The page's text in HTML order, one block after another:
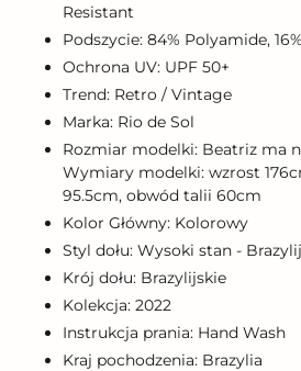
Resistant
Podszycie: 84% Polyamide,
Ochrona UV: UPF 50+
Trend: Retro / Vintage
Marka: Rio de Sol
Rozmiar modelki: Beatriz ma
Wymiary modelki: wzrost
95.5cm, obwód talii 60cm
Kolor Główny: Kolorowy
Styl dołu: Wysoki stan -
Krój dołu: Brazylijskie
Kolekcja: 2022
Instrukcja prania: Hand Wash
Kraj pochodzenia: Brazylia